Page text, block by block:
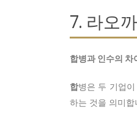
7. 라오
합병과 인수의
합병은 두 기업
하는 것을 의미합